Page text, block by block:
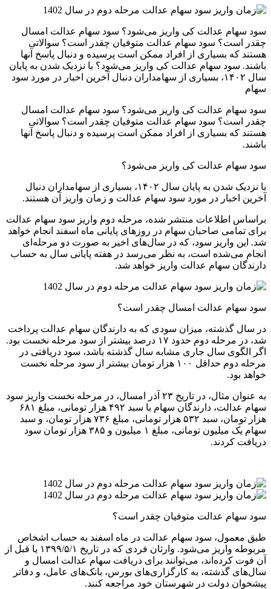
سود سهام عدالت کی واریز می‌شود؟ سود سهام عدالت امسال
چقدر است؟ سود سهام عدالت متوفیان چقدر است؟ سوالاتی
هستند که بسیاری از افراد ممکن است پرسیده و دنبال پاسخ آنها
باشند. سود سهام عدالت کی واریز می‌شود؟ با نزدیک شدن به پایان
سال ۱۴۰۲، بسیاری از سهامداران دنبال آخرین اخبار در مورد سود
سهام
سود سهام عدالت کی واریز می‌شود؟ سود سهام عدالت امسال
چقدر است؟ سود سهام عدالت متوفیان چقدر است؟ سوالاتی
هستند که بسیاری از افراد ممکن است پرسیده و دنبال پاسخ آنها
باشند.
سود سهام عدالت کی واریز می‌شود؟
با نزدیک شدن به پایان سال ۱۴۰۲، بسیاری از سهامداران دنبال
آخرین اخبار در مورد سود سهام عدالت و زمان واریز آن هستند.
براساس اطلاعات منتشر شده، مرحله دوم واریز سود سهام عدالت
برای تمامی صاحبان سهام در روزهای پایانی ماه اسفند انجام خواهد
شد. این واریز سود، که در سال‌های اخیر به صورت دو مرحله‌ای
انجام می‌شده است، به نظر می‌رسد در هفته پایانی سال به حساب
دارندگان سهام عدالت واریز خواهد شد.
سود سهام عدالت امسال چقدر است؟
در سال گذشته، میزان سودی که به دارندگان سهام عدالت پرداخت
شد، در مرحله دوم حدود ۱۷ درصد بیشتر از سود مرحله نخست بود.
اگر الگوی سال جاری مشابه سال گذشته باشد، سود دریافتی در
مرحله دوم حداقل ۱۰۰ هزار تومان بیشتر از سود مرحله نخست
خواهد بود.
به عنوان مثال، در تاریخ ۲۳ آذر امسال، در مرحله نخست واریز سود
سهام عدالت، دارندگان سهام با سبد ۴۹۲ هزار تومانی، مبلغ ۶۸۱
هزار تومان، سبد ۵۳۲ هزار تومانی، مبلغ ۷۳۶ هزار تومان، و سبد
سهام یک میلیون تومانی، مبلغ ۱ میلیون و ۳۸۵ هزار تومان سود
دریافت کردند.
سود سهام عدالت متوفیان چقدر است؟
طبق معمول، سود سهام عدالت در ماه اسفند به حساب اشخاص
مربوطه واریز می‌شود. وارثان فردی که در تاریخ ۱۳۹۹/۵/۱ یا قبل از
آن فوت کرده‌اند، می‌توانند برای دریافت سهام عدالت امسال و
سال‌های گذشته، به کارگزاری‌های بورس، بانک‌های عامل، و دفاتر
پیشخوان دولت در شهرستان خود مراجعه کنند.